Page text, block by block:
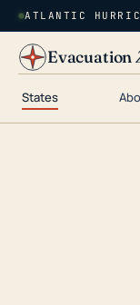
ATLANTIC
Evacuation
States